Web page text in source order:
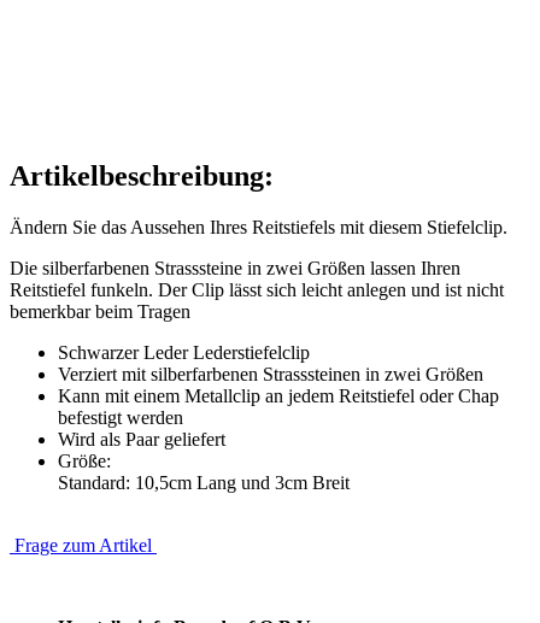
Artikelbeschreibung:
Ändern Sie das Aussehen Ihres Reitstiefels mit diesem Stiefelclip.
Die silberfarbenen Strasssteine in zwei Größen lassen Ihren
Reitstiefel funkeln. Der Clip lässt sich leicht anlegen und ist nicht
bemerkbar beim Tragen
Schwarzer Leder Lederstiefelclip
Verziert mit silberfarbenen Strasssteinen in zwei Größen
Kann mit einem Metallclip an jedem Reitstiefel oder Chap
befestigt werden
Wird als Paar geliefert
Größe:
Standard: 10,5cm Lang und 3cm Breit
Frage zum Artikel